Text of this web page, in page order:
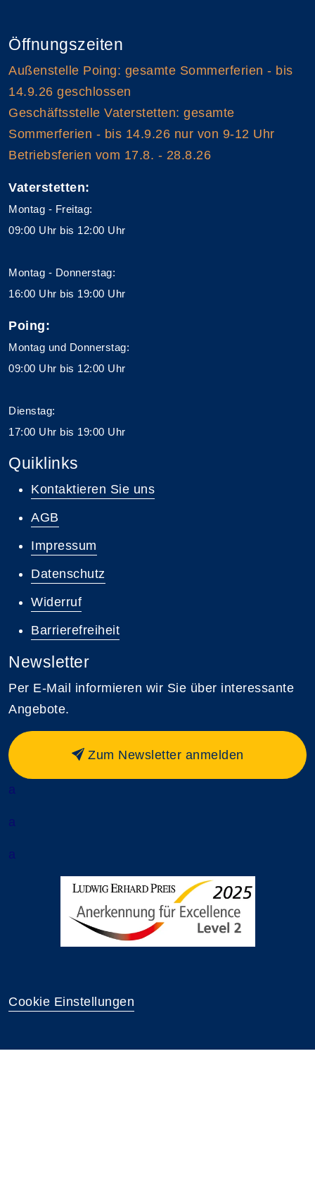
Öffnungszeiten
Außenstelle Poing: gesamte Sommerferien - bis
14.9.26 geschlossen
Geschäftsstelle Vaterstetten: gesamte
Sommerferien - bis 14.9.26 nur von 9-12 Uhr
Betriebsferien vom 17.8. - 28.8.26
Vaterstetten:
Montag - Freitag:
09:00 Uhr bis 12:00 Uhr
Montag - Donnerstag:
16:00 Uhr bis 19:00 Uhr
Poing:
Montag und Donnerstag:
09:00 Uhr bis 12:00 Uhr
Dienstag:
17:00 Uhr bis 19:00 Uhr
Quiklinks
Kontaktieren Sie uns
AGB
Impressum
Datenschutz
Widerruf
Barrierefreiheit
Newsletter
Per E-Mail informieren wir Sie über interessante
Angebote.
Zum Newsletter anmelden
a
a
a
Cookie Einstellungen